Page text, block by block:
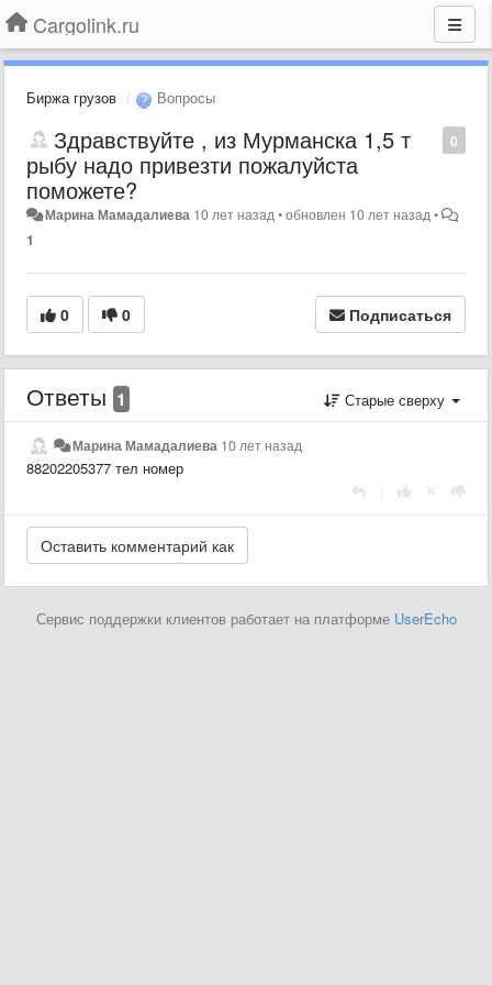
Cargolink.ru
Биржа грузов Вопросы
0
Здравствуйте , из Мурманска 1,5 т
рыбу надо привезти пожалуйста
поможете?
Марина Мамадалиева 10 лет назад •обновлен 10 лет назад •
1
0 0 Подписаться
Ответы 1 Старые сверху
Марина Мамадалиева 10 лет назад
88202205377 тел номер
Сервис поддержки клиентов работает на платформе UserEcho